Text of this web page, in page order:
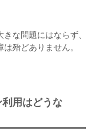
な問題にはならず、
殆どありません。
用はどうな